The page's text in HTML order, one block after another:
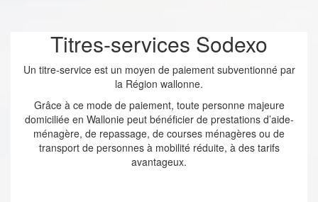
Titres-services Sodexo
Un titre-service est un moyen de paiement subventionné par
la Région wallonne.
Grâce à ce mode de paiement, toute personne majeure
domiciliée en Wallonie peut bénéficier de prestations d’aide-
ménagère, de repassage, de courses ménagères ou de
transport de personnes à mobilité réduite, à des tarifs
avantageux.